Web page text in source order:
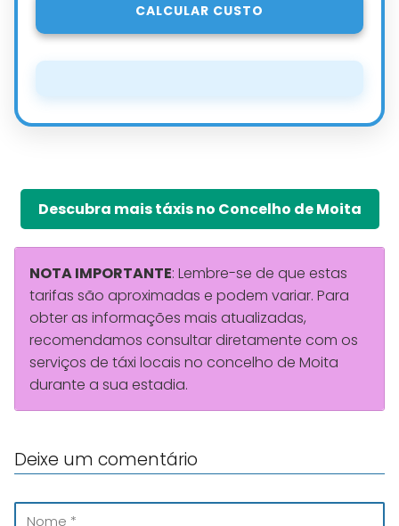
CALCULAR CUSTO
Descubra mais táxis no Concelho de Moita
NOTA IMPORTANTE: Lembre-se de que estas
tarifas são aproximadas e podem variar. Para
obter as informações mais atualizadas,
recomendamos consultar diretamente com os
serviços de táxi locais no concelho de Moita
durante a sua estadia.
Deixe um comentário